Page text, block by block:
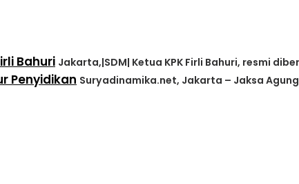
Bahuri Jakarta,|SDM| Ketua KPK Firli Bahuri, resmi
Penyidikan Suryadinamika.net, Jakarta – Jaksa